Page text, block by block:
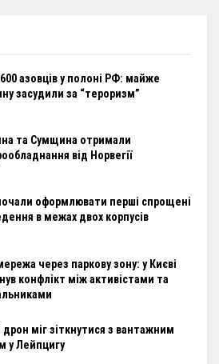
азовців у полоні РФ: майже
засудили за “тероризм”
та Сумщина отримали
від Норвегії
оформлювати перші спрощені
в межах двох корпусів
через паркову зону: у Києві
конфлікт між активістами та
дрон міг зіткнутися з вантажним
у Лейпцигу